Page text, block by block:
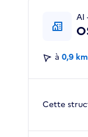
AI
à 0,9 km
Cette